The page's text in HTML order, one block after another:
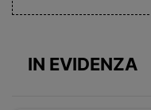
IN EVIDENZA